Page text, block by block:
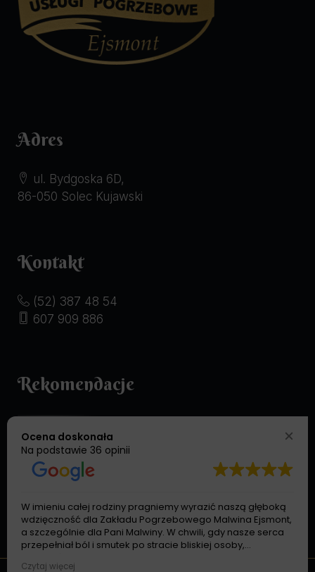
Adres
ul. Bydgoska 6D,
86-050 Solec Kujawski
Kontakt
(52) 387 48 54
607 909 886
Rekomendacje
Ocena doskonała
Na podstawie 36 opinii
W imieniu całej rodziny pragniemy wyrazić naszą głęboką
wdzięczność dla Zakładu Pogrzebowego Malwina Ejsmont,
a szczególnie dla Pani Malwiny. W chwili, gdy nasze serca
przepełniał ból i smutek po stracie bliskiej osoby,
Czytaj więcej